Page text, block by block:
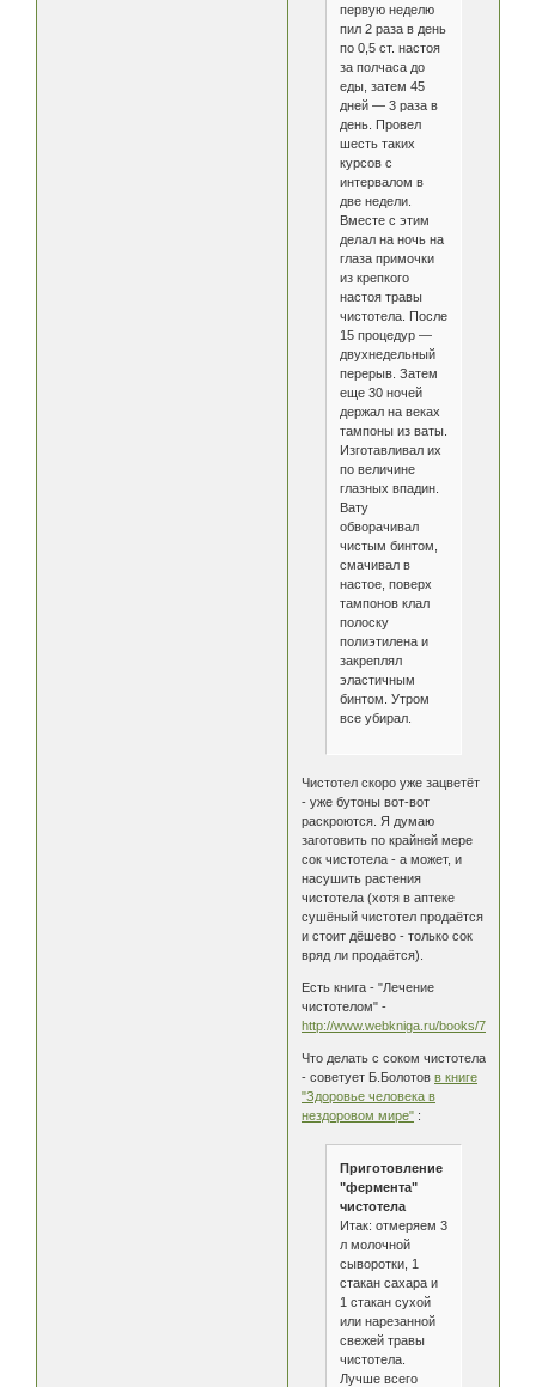
первую неделю
пил 2 раза в день
по 0,5 ст. настоя
за полчаса до
еды, затем 45
дней — 3 раза в
день. Провел
шесть таких
курсов с
интервалом в
две недели.
Вместе с этим
делал на ночь на
глаза примочки
из крепкого
настоя травы
чистотела. После
15 процедур —
двухнедельный
перерыв. Затем
еще 30 ночей
держал на веках
тампоны из ваты.
Изготавливал их
по величине
глазных впадин.
Вату
обворачивал
чистым бинтом,
смачивал в
настое, поверх
тампонов клал
полоску
полиэтилена и
закреплял
эластичным
бинтом. Утром
все убирал.
Чистотел скоро уже зацветёт
- уже бутоны вот-вот
раскроются. Я думаю
заготовить по крайней мере
сок чистотела - а может, и
насушить растения
чистотела (хотя в аптеке
сушёный чистотел продаётся
и стоит дёшево - только сок
вряд ли продаётся).
Есть книга - "Лечение
чистотелом" -
http://www.webkniga.ru/books/7895.html
Что делать с соком чистотела
- советует Б.Болотовв книге
"Здоровье человека в
нездоровом мире" :
Приготовление
"фермента"
чистотела
Итак: отмеряем 3
л молочной
сыворотки, 1
стакан сахара и
1 стакан сухой
или нарезанной
свежей травы
чистотела.
Лучше всего